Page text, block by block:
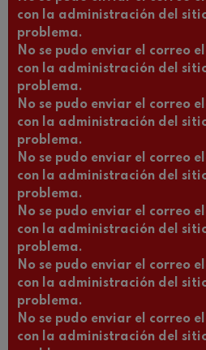
con la administración del
problema.
No se pudo enviar el correo
con la administración del
problema.
No se pudo enviar el correo
con la administración del
problema.
No se pudo enviar el correo
con la administración del
problema.
No se pudo enviar el correo
con la administración del
problema.
No se pudo enviar el correo
con la administración del
problema.
No se pudo enviar el correo
con la administración del